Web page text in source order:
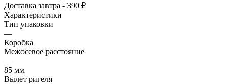
Доставка завтра - 390 ₽
Характеристики
Тип упаковки
—
Коробка
Межосевое расстояние
—
85 мм
Вылет ригеля